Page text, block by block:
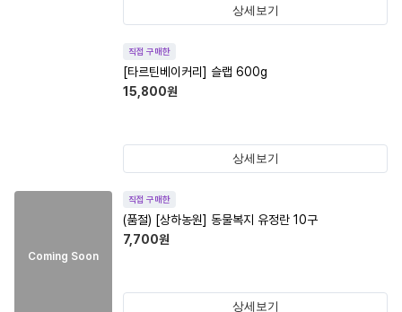
상세보기
직접 구매한
[타르틴베이커리] 슬랩 600g
15,800원
상세보기
Coming Soon
직접 구매한
(품절) [상하농원] 동물복지 유정란 10구
7,700원
상세보기